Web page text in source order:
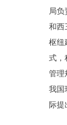
局
和西
枢纽
式，
管理
我国
际